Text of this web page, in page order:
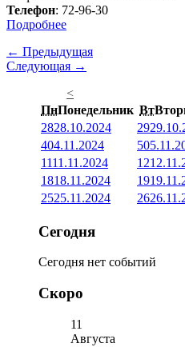
Телефон: 72-96-30
Подробнее
← Предыдущая
Следующая →
<
ПнПонедельник Вт
2828.10.2024 29
404.11.2024 5
1111.11.2024 12
1818.11.2024 19
2525.11.2024 26
Сегодня
Сегодня нет событий
Скоро
11
Августа